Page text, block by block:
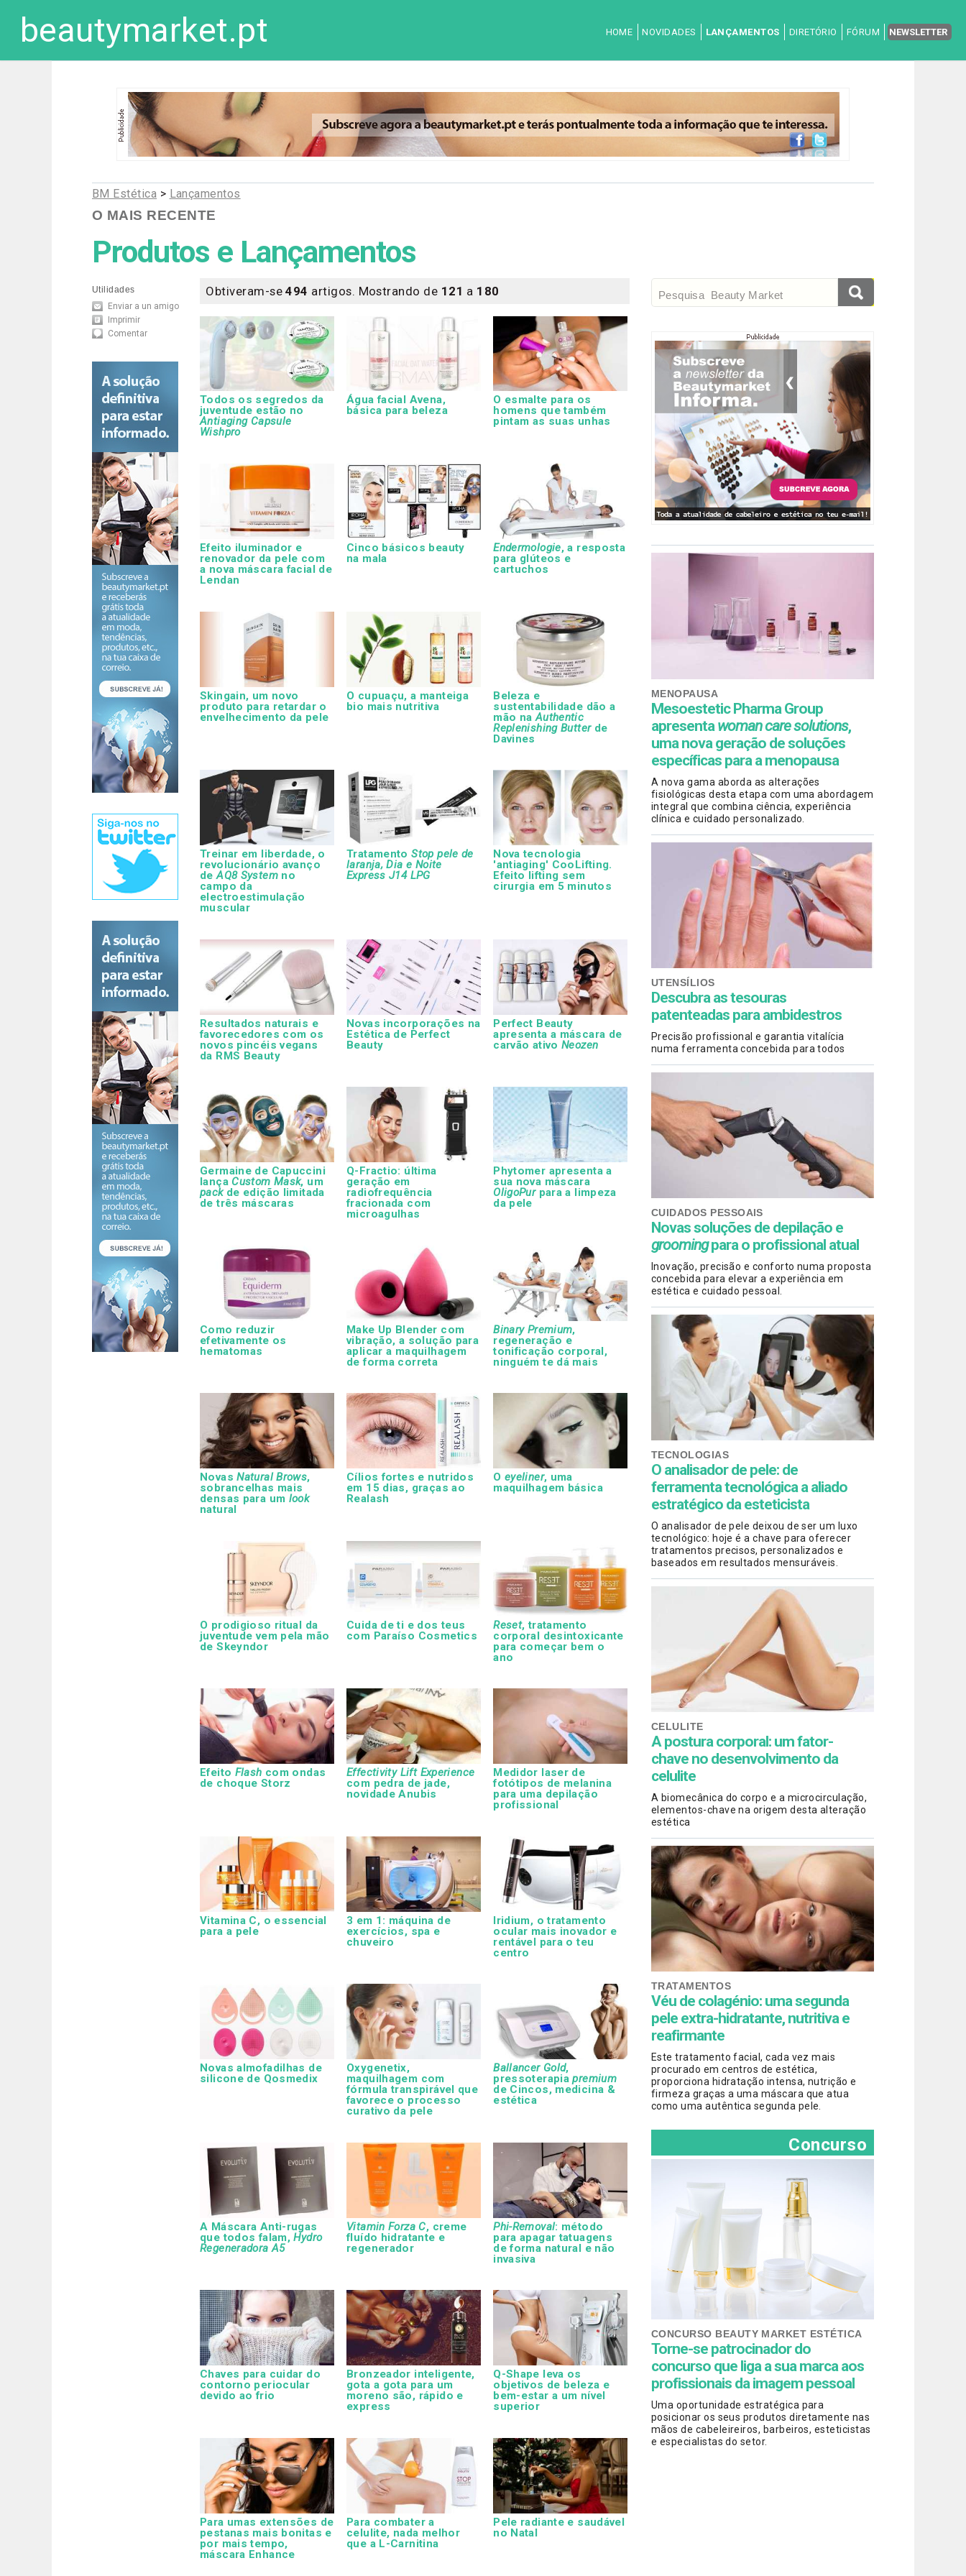
beautymarket.pt HOME NOVIDADES LANÇAMENTOS DIRETÓRIO FÓRUM NEWSLETTER
BM Estética > Lançamentos
O MAIS RECENTE
Produtos e Lançamentos
Utilidades
Enviar a un amigo
Imprimir
Comentar
MENOPAUSA
Mesoestetic Pharma Group
apresenta woman care solutions,
uma nova geração de soluções
específicas para a menopausa
A nova gama aborda as alterações
fisiológicas desta etapa com uma abordagem
integral que combina ciência, experiência
clínica e cuidado personalizado.
UTENSÍLIOS
Descubra as tesouras
patenteadas para ambidestros
Precisão profissional e garantia vitalícia
numa ferramenta concebida para todos
CUIDADOS PESSOAIS
Novas soluções de depilação e
groomingpara o profissional atual
Inovação, precisão e conforto numa proposta
concebida para elevar a experiência em
estética e cuidado pessoal.
TECNOLOGIAS
O analisador de pele: de
ferramenta tecnológica a aliado
estratégico da esteticista
O analisador de pele deixou de ser um luxo
tecnológico: hoje é a chave para oferecer
tratamentos precisos, personalizados e
baseados em resultados mensuráveis.
CELULITE
A postura corporal: um fator-
chave no desenvolvimento da
celulite
A biomecânica do corpo e a microcirculação,
elementos-chave na origem desta alteração
estética
TRATAMENTOS
Véu de colagénio: uma segunda
pele extra-hidratante, nutritiva e
reafirmante
Este tratamento facial, cada vez mais
procurado em centros de estética,
proporciona hidratação intensa, nutrição e
firmeza graças a uma máscara que atua
como uma autêntica segunda pele.
Concurso
CONCURSO BEAUTY MARKET ESTÉTICA
Torne-se patrocinador do
concurso que liga a sua marca aos
profissionais da imagem pessoal
Uma oportunidade estratégica para
posicionar os seus produtos diretamente nas
mãos de cabeleireiros, barbeiros, esteticistas
e especialistas do setor.
Obtiveram-se494 artigos. Mostrando de 121 a 180
Todos os segredos da
juventude estão no
Antiaging Capsule
Wishpro
Água facial Avena,
básica para beleza
O esmalte para os
homens que também
pintam as suas unhas
Efeito iluminador e
renovador da pele com
a nova máscara facial de
Lendan
Cinco básicos beauty
na mala
Endermologie, a resposta
para glúteos e
cartuchos
Skingain, um novo
produto para retardar o
envelhecimento da pele
O cupuaçu, a manteiga
bio mais nutritiva
Beleza e
sustentabilidade dão a
mão na Authentic
Replenishing Butterde
Davines
Treinar em liberdade, o
revolucionário avanço
deAQ8 Systemno
campo da
electroestimulação
muscular
TratamentoStop pele de
laranja, Dia e Noite
Express J14 LPG
Nova tecnologia
'antiaging' CooLifting.
Efeito lifting sem
cirurgia em 5 minutos
Resultados naturais e
favorecedores com os
novos pincéis vegans
da RMS Beauty
Novas incorporações na
Estética de Perfect
Beauty
Perfect Beauty
apresenta a máscara de
carvão ativoNeozen
Germaine de Capuccini
lança Custom Mask, um
packde edição limitada
de três máscaras
Q-Fractio: última
geração em
radiofrequência
fracionada com
microagulhas
Phytomer apresenta a
sua nova máscara
OligoPurpara a limpeza
da pele
Como reduzir
efetivamente os
hematomas
Make Up Blender com
vibração, a solução para
aplicar a maquilhagem
de forma correta
Binary Premium,
regeneração e
tonificação corporal,
ninguém te dá mais
NovasNatural Brows,
sobrancelhas mais
densas para um look
natural
Cílios fortes e nutridos
em 15 dias, graças ao
Realash
O eyeliner, uma
maquilhagem básica
O prodigioso ritual da
juventude vem pela mão
de Skeyndor
Cuida de ti e dos teus
com Paraíso Cosmetics
Reset, tratamento
corporal desintoxicante
para começar bem o
ano
Efeito Flash com ondas
de choque Storz
Effectivity Lift Experience
com pedra de jade,
novidade Anubis
Medidor laser de
fotótipos de melanina
para uma depilação
profissional
Vitamina C, o essencial
para a pele
3 em 1: máquina de
exercícios, spa e
chuveiro
Iridium, o tratamento
ocular mais inovador e
rentável para o teu
centro
Novas almofadilhas de
silicone de Qosmedix
Oxygenetix,
maquilhagem com
fórmula transpirável que
favorece o processo
curativo da pele
Ballancer Gold,
pressoterapiapremium
de Cincos, medicina &
estética
A Máscara Anti-rugas
que todos falam,Hydro
Regeneradora A5
Vitamin Forza C, creme
fluído hidratante e
regenerador
Phi-Removal: método
para apagar tatuagens
de forma natural e não
invasiva
Chaves para cuidar do
contorno periocular
devido ao frio
Bronzeador inteligente,
gota a gota para um
moreno são, rápido e
express
Q-Shape leva os
objetivos de beleza e
bem-estar a um nível
superior
Para umas extensões de
pestanas mais bonitas e
por mais tempo,
máscara Enhance
Para combater a
celulite, nada melhor
que a L-Carnitina
Pele radiante e saudável
no Natal